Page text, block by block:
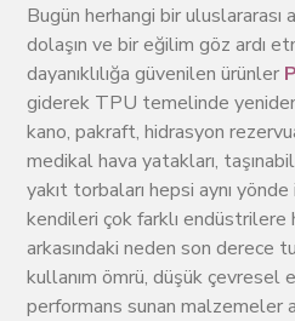
Bugün herhangi bir uluslararası
dolaşın ve bir eğilim göz ardı
dayanıklılığa güvenilen ürünler
giderek TPU temelinde
kano, pakraft, hidrasyon
medikal hava yatakları,
yakıt torbaları hepsi aynı
kendileri çok farklı
arkasındaki neden son derece
kullanım ömrü, düşük çevresel
performans sunan malzemeler